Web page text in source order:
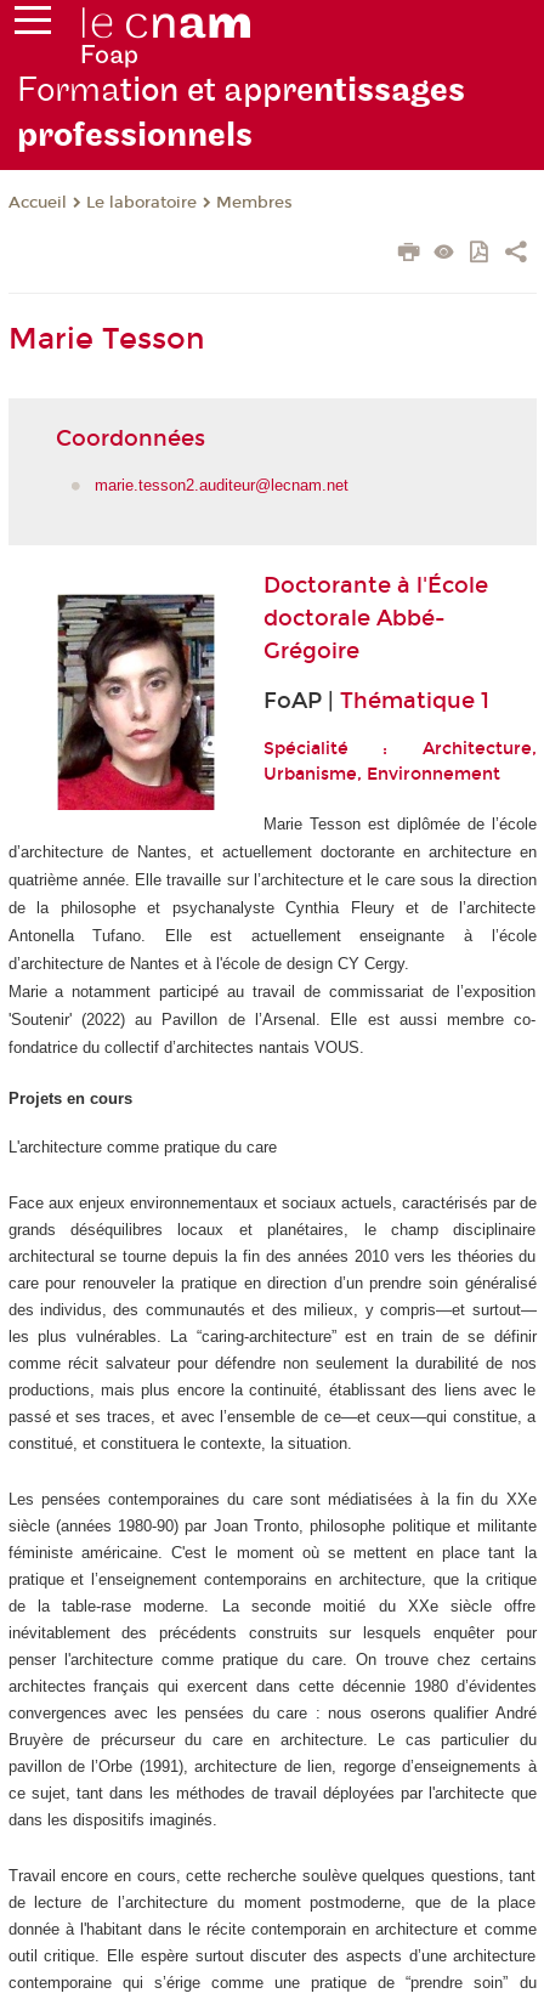
Formation et apprentissages
professionnels
Accueil Le laboratoire Membres
Marie Tesson
Coordonnées
marie.tesson2.auditeur@lecnam.net
Doctorante à l'École
doctorale Abbé-
Grégoire
FoAP | Thématique 1
Spécialité : Architecture,
Urbanisme, Environnement
Marie Tesson est diplômée de l’école
d’architecture de Nantes, et actuellement doctorante en architecture en
quatrième année. Elle travaille sur l’architecture et le care sous la direction
de la philosophe et psychanalyste Cynthia Fleury et de l’architecte
Antonella Tufano. Elle est actuellement enseignante à l’école
d’architecture de Nantes et à l'école de design CY Cergy.
Marie a notamment participé au travail de commissariat de l’exposition
'Soutenir' (2022) au Pavillon de l’Arsenal. Elle est aussi membre co-
fondatrice du collectif d’architectes nantais VOUS.
Projets en cours
L'architecture comme pratique du care
Face aux enjeux environnementaux et sociaux actuels, caractérisés par de
grands déséquilibres locaux et planétaires, le champ disciplinaire
architectural se tourne depuis la fin des années 2010 vers les théories du
care pour renouveler la pratique en direction d’un prendre soin généralisé
des individus, des communautés et des milieux, y compris—et surtout—
les plus vulnérables. La “caring-architecture” est en train de se définir
comme récit salvateur pour défendre non seulement la durabilité de nos
productions, mais plus encore la continuité, établissant des liens avec le
passé et ses traces, et avec l’ensemble de ce—et ceux—qui constitue, a
constitué, et constituera le contexte, la situation.
Les pensées contemporaines du care sont médiatisées à la fin du XXe
siècle (années 1980-90) par Joan Tronto, philosophe politique et militante
féministe américaine. C'est le moment où se mettent en place tant la
pratique et l’enseignement contemporains en architecture, que la critique
de la table-rase moderne. La seconde moitié du XXe siècle offre
inévitablement des précédents construits sur lesquels enquêter pour
penser l'architecture comme pratique du care. On trouve chez certains
architectes français qui exercent dans cette décennie 1980 d’évidentes
convergences avec les pensées du care : nous oserons qualifier André
Bruyère de précurseur du care en architecture. Le cas particulier du
pavillon de l’Orbe (1991), architecture de lien, regorge d’enseignements à
ce sujet, tant dans les méthodes de travail déployées par l'architecte que
dans les dispositifs imaginés.
Travail encore en cours, cette recherche soulève quelques questions, tant
de lecture de l’architecture du moment postmoderne, que de la place
donnée à l'habitant dans le récite contemporain en architecture et comme
outil critique. Elle espère surtout discuter des aspects d’une architecture
contemporaine qui s’érige comme une pratique de “prendre soin” du